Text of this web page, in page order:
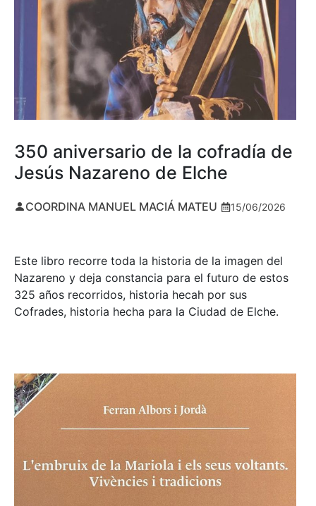
350 aniversario de la cofradía de
Jesús Nazareno de Elche
COORDINA MANUEL MACIÁ MATEU 15/06/2026
Este libro recorre toda la historia de la imagen del
Nazareno y deja constancia para el futuro de estos
325 años recorridos, historia hecah por sus
Cofrades, historia hecha para la Ciudad de Elche.